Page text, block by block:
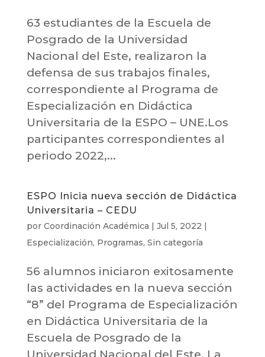
63 estudiantes de la Escuela de
Posgrado de la Universidad
Nacional del Este, realizaron la
defensa de sus trabajos finales,
correspondiente al Programa de
Especialización en Didáctica
Universitaria de la ESPO – UNE.Los
participantes correspondientes al
periodo 2022,...
ESPO Inicia nueva sección de Didáctica
Universitaria – CEDU
por Coordinación Académica | Jul 5, 2022 |
Especialización, Programas, Sin categoría
56 alumnos iniciaron exitosamente
las actividades en la nueva sección
“8” del Programa de Especialización
en Didáctica Universitaria de la
Escuela de Posgrado de la
Universidad Nacional del Este. La